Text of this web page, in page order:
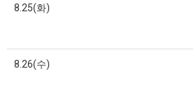
8.25(화)
8.26(수)